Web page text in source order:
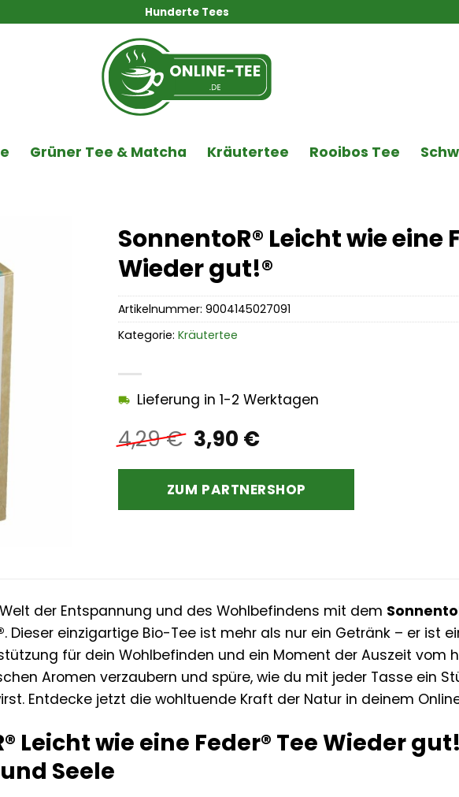
Hunderte Tees
Grüner Tee & Matcha Kräutertee Rooibos Tee
SonnentoR® Leicht wie eine
Wieder gut!®
4,29€ Ursprünglicher
Preis
war:
4,29 €
3,90 €Aktueller
ist:
3,90 €.
Lieferung in 1-2 Werktagen
ZUM PARTNERSHOP
Artikelnummer:9004145027091
Kategorie:Kräutertee
der Entspannung und des Wohlbefindens mit dem
. Dieser einzigartige Bio-Tee ist mehr als nur ein Getränk – er ist
für dein Wohlbefinden und ein Moment der Auszeit vom
Aromen verzaubern und spüre, wie du mit jeder Tasse ein
Entdecke jetzt die wohltuende Kraft der Natur in deinem
Leicht wie eine Feder® Tee Wieder
Seele